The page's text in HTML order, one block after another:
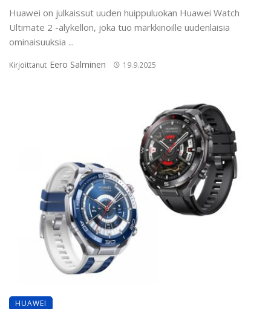
Huawei on julkaissut uuden huippuluokan Huawei Watch
Ultimate 2 -älykellon, joka tuo markkinoille uudenlaisia
ominaisuuksia ...
Kirjoittanut Eero Salminen 19.9.2025
HUAWEI